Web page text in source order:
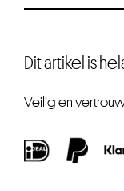
Dit artikel is
Veilig en